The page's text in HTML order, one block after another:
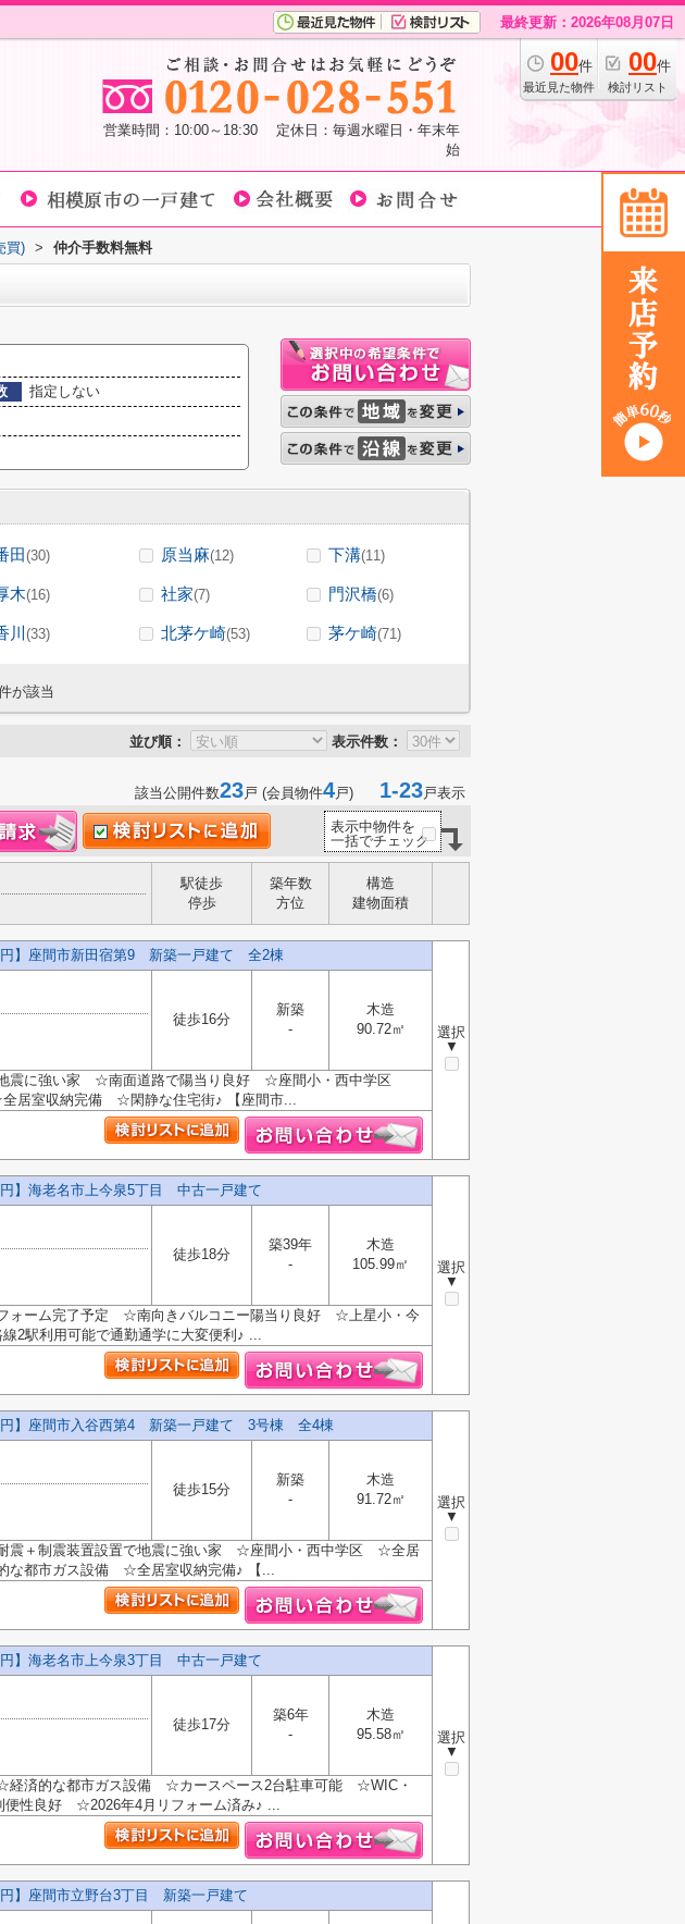
最終更新：2026年08月07日
00件
最近見た物件
00件
検討リスト
営業時間：10:00～18:30 定休日：毎週水曜日・年末年
始
買) > 仲介手数料無料
指定しない
田(30) 原当麻(12) 下溝(11)
木(16) 社家(7) 門沢橋(6)
川 (33) 北茅ケ崎(53) 茅ケ崎(71)
が該当
並び順： 表示件数：
該当公開件数23戸 (会員物件4戸) 1-23戸表示
表示中物件を
一括でチェック
駅徒歩
停歩
築年数
方位
構造
建物面積
円】座間市新田宿第9 新築一戸建て 全2棟
選択
▼
徒歩16分
新築
-
木造
90.72㎡
地震に強い家 ☆南面道路で陽当り良好 ☆座間小・西中学区
室収納完備 ☆閑静な住宅街♪ 【座間市...
円】海老名市上今泉5丁目 中古一戸建て
選択
▼
徒歩18分
築39年
-
木造
105.99㎡
フォーム完了予定 ☆南向きバルコニー陽当り良好 ☆上星小・今
駅利用可能で通勤通学に大変便利♪ ...
円】座間市入谷西第4 新築一戸建て 3号棟 全4棟
選択
▼
徒歩15分
新築
-
木造
91.72㎡
震＋制震装置設置で地震に強い家 ☆座間小・西中学区 ☆全居
都市ガス設備 ☆全居室収納完備♪ 【...
円】海老名市上今泉3丁目 中古一戸建て
選択
▼
徒歩17分
築6年
-
木造
95.58㎡
経済的な都市ガス設備 ☆カースペース2台駐車可能 ☆WIC・
性良好 ☆2026年4月リフォーム済み♪ ...
円】座間市立野台3丁目 新築一戸建て